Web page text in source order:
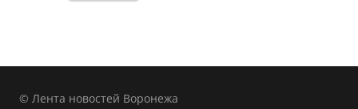
© Лента новостей Воронежа